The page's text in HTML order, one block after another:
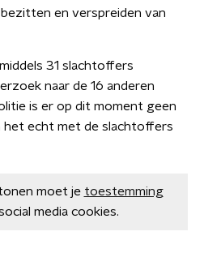
en verspreiden van
31 slachtoffers
naar de 16 anderen
is er op dit moment geen
het echt met de slachtoffers
moet je toestemming
media cookies.